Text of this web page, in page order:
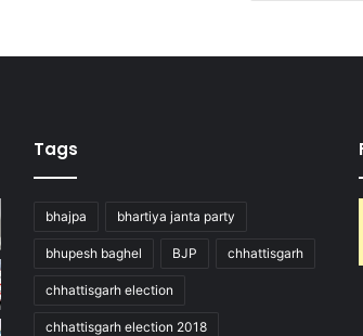
Tags
bhajpa bhartiya janta party
bhupesh baghel BJP chhattisgarh
chhattisgarh election
chhattisgarh election 2018